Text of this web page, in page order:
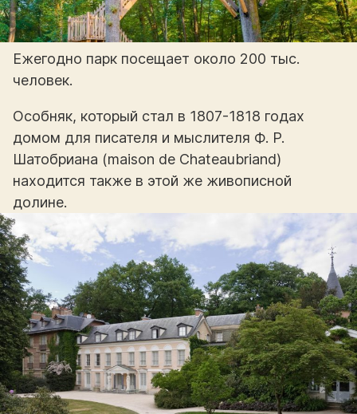
Ежегодно парк посещает около 200 тыс.
человек.
Особняк, который стал в 1807-1818 годах
домом для писателя и мыслителя Ф. Р.
Шатобриана (maison de Chateaubriand)
находится также в этой же живописной
долине.